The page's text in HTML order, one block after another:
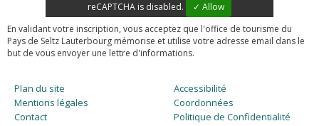
reCAPTCHA is disabled.
✓ Allow
En validant votre inscription, vous acceptez que l'office de tourisme du
Pays de Seltz Lauterbourg mémorise et utilise votre adresse email dans le
but de vous envoyer une lettre d'informations.
Plan du site
Accessibilité
Mentions légales
Coordonnées
Contact
Politique de Confidentialité